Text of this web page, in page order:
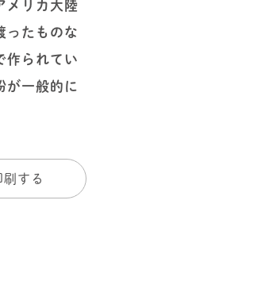
メリカ大陸
ったものな
作られてい
が一般的に
刷する